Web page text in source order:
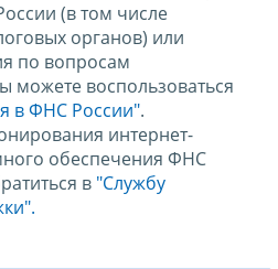
(в том числе
органов) или
по вопросам
можете воспользоваться
в ФНС России".
интернет-
обеспечения ФНС
в "Службу